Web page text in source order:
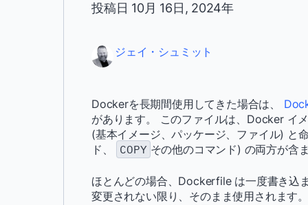
投稿日 10月 16日, 2024年
ジェイ・シュミット
Dockerを長期間使用してきた場合は、
があります。 このファイルは、Docker イ
(基本イメージ、パッケージ、ファイル) と
ド、
COPY その他のコマンド) の両方が含
ほとんどの場合、Dockerfile は一度書き込
変更されない限り、そのまま使用されます